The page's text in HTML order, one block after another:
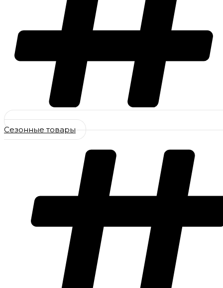
Сезонные товары